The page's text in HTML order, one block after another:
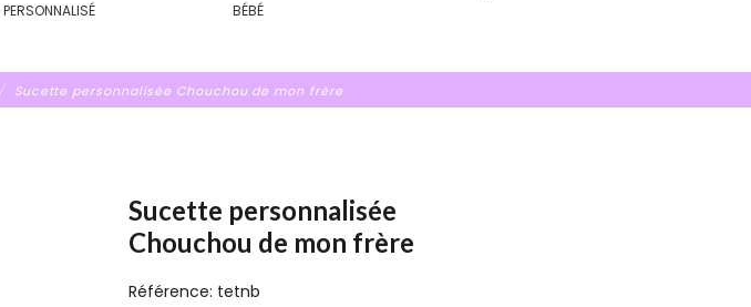
PERSONNALISÉ BÉBÉ
Sucette personnalisée Chouchou de mon frère
Sucette personnalisée
Chouchou de mon frère
Référence: tetnb